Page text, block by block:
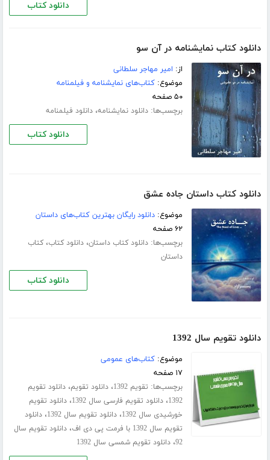
دانلود کتاب
دانلود کتاب نمایشنامه در آن سو
از: امیر مهاجر سلطانی
موضوع:کتاب‌های نمایشنامه و فیلمنامه
۵۰ صفحه
برچسب‌ها:دانلود نمایشنامه،دانلود فیلمنامه
دانلود کتاب
دانلود کتاب داستان جاده عشق
موضوع:دانلود رایگان بهترین کتاب‌های داستان
۶۲ صفحه
برچسب‌ها:دانلود کتاب داستان،دانلود کتاب،کتاب
داستان
دانلود کتاب
دانلود تقویم سال 1392
موضوع:کتاب‌های عمومی
۱۷ صفحه
برچسب‌ها: تقویم 1392 ،دانلود تقویم،دانلود تقویم
1392،دانلود تقویم فارسی سال 1392 ،دانلود تقویم
خورشیدی سال 1392
،دانلود تقویم سال 1392 ،دانلود
تقویم سال 1392 با فرمت پی دی اف
،دانلود تقویم سال
92،دانلود تقویم شمسی سال 1392